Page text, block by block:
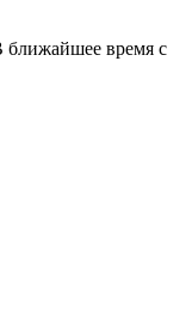
ближайшее время с